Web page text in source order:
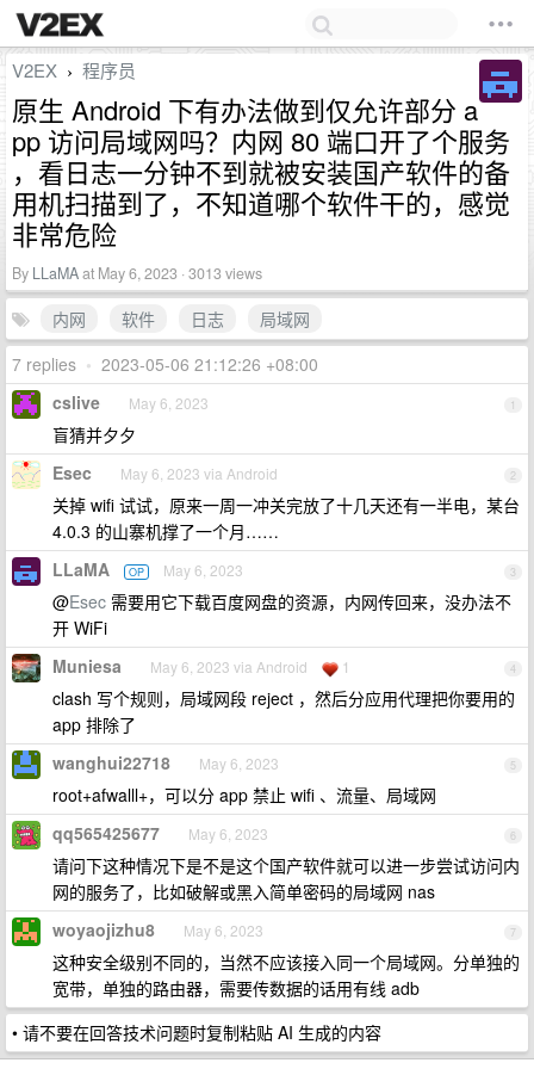
V2EX › 程序员
原生 Android 下有办法做到仅允许部分 a
pp 访问局域网吗？内网 80 端口开了个服务
，看日志一分钟不到就被安装国产软件的备
用机扫描到了，不知道哪个软件干的，感觉
非常危险
By LLaMAat May 6, 2023 · 3013 views
内网 软件 日志
局域网
7 replies • 2023-05-06 21:12:26 +08:00
1
cslive May 6, 2023
盲猜并夕夕
2
Esec May 6, 2023 via Android
关掉 wifi 试试，原来一周一冲关完放了十几天还有一半电，某台
4.0.3 的山寨机撑了一个月……
3
LLaMA OP May 6, 2023
@Esec 需要用它下载百度网盘的资源，内网传回来，没办法不
开 WiFi
4
Muniesa May 6, 2023 via Android 1
clash 写个规则，局域网段 reject ，然后分应用代理把你要用的
app 排除了
5
wanghui22718 May 6, 2023
root+afwalll+，可以分 app 禁止 wifi 、流量、局域网
6
qq565425677 May 6, 2023
请问下这种情况下是不是这个国产软件就可以进一步尝试访问内
网的服务了，比如破解或黑入简单密码的局域网 nas
7
woyaojizhu8 May 6, 2023
这种安全级别不同的，当然不应该接入同一个局域网。分单独的
宽带，单独的路由器，需要传数据的话用有线 adb
• 请不要在回答技术问题时复制粘贴 AI 生成的内容